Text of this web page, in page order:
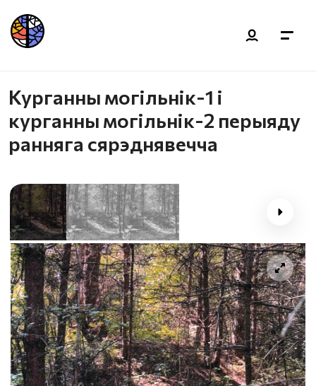
Курганны могільнік-1 і
курганны могільнік-2 перыяду
ранняга сярэднявечча